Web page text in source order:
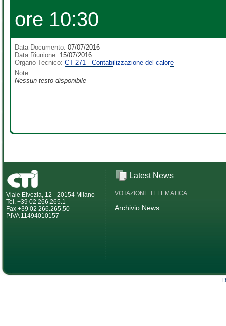
ore 10:30
Data Documento: 07/07/2016
Data Riunione: 15/07/2016
Organo Tecnico: CT 271 - Contabilizzazione del calore
Note:
Nessun testo disponibile
Viale Elvezia, 12 - 20154 Milano
Tel. +39 02 266.265.1
Fax +39 02 266.265.50
P.IVA 11494010157
Latest News
VOTAZIONE TELEMATICA
Archivio News